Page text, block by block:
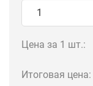
Цена за 1 шт.:
Итоговая цена: